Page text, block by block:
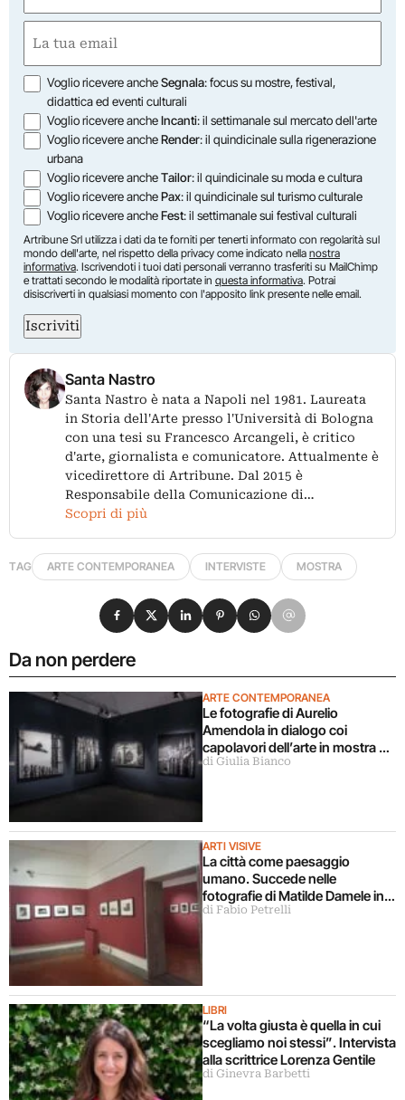
First
(Required)
Opzioni
Voglio ricevere ancheSegnala: focus su mostre, festival,
didattica ed eventi culturali
Voglio ricevere ancheIncanti: il settimanale sul mercato dell'arte
Voglio ricevere ancheRender: il quindicinale sulla rigenerazione
urbana
Voglio ricevere ancheTailor: il quindicinale su moda e cultura
Voglio ricevere anchePax: il quindicinale sul turismo culturale
Voglio ricevere ancheFest: il settimanale sui festival culturali
Artribune Srl utilizza i dati da te forniti per tenerti informato con regolarità sul
mondo dell'arte, nel rispetto della privacy come indicato nella nostra
informativa. Iscrivendoti i tuoi dati personali verranno trasferiti su MailChimp
e trattati secondo le modalità riportate in questa informativa. Potrai
disiscriverti in qualsiasi momento con l'apposito link presente nelle email.
Iscriviti
Santa Nastro
Santa Nastro è nata a Napoli nel 1981. Laureata
in Storia dell'Arte presso l'Università di Bologna
con una tesi su Francesco Arcangeli, è critico
d'arte, giornalista e comunicatore. Attualmente è
vicedirettore di Artribune. Dal 2015 è
Responsabile della Comunicazione di…
Scopri di più
TAG ARTE CONTEMPORANEA INTERVISTE MOSTRA
Da non perdere
ARTE CONTEMPORANEA
Le fotografie di Aurelio
Amendola in dialogo coi
capolavori dell’arte in mostra a
Milano
di Giulia Bianco
ARTI VISIVE
La città come paesaggio
umano. Succede nelle
fotografie di Matilde Damele in
mostra a Roma
di Fabio Petrelli
LIBRI
“La volta giusta è quella in cui
scegliamo noi stessi”. Intervista
alla scrittrice Lorenza Gentile
di Ginevra Barbetti
Condividi su Facebook
Condividi su X
Condividi su LinkedIn
Condividi su Pinterest
Condividi su WhatsApp
Condividi su Email